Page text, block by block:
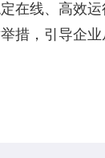
在线、高效
，引导企